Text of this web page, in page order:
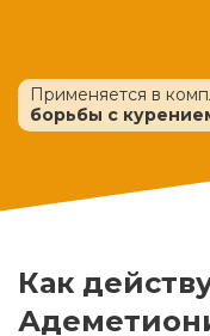
Применяется в
борьбы с
Как